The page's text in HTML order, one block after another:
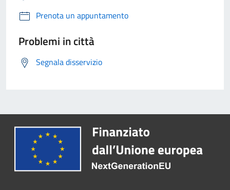
Prenota un appuntamento
Problemi in città
Segnala disservizio